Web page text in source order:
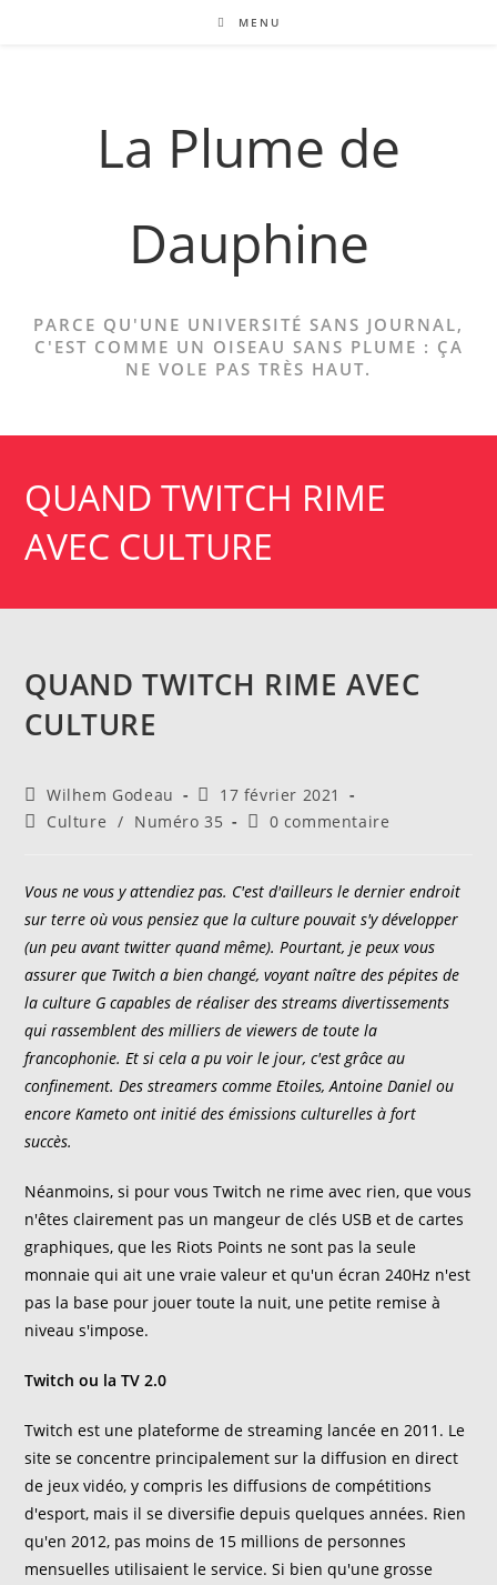
MENU
La Plume de
Dauphine
PARCE QU'UNE UNIVERSITÉ SANS JOURNAL,
C'EST COMME UN OISEAU SANS PLUME : ÇA
NE VOLE PAS TRÈS HAUT.
QUAND TWITCH RIME
AVEC CULTURE
QUAND TWITCH RIME AVEC
CULTURE
Auteur/autrice
de
Wilhem Godeau
Publication
publiée :
17 février 2021
PostCulture / Numéro 35
Commentaires
publication :
0 commentaire
Vous ne vous y attendiez pas. C'est d'ailleurs le dernier endroit
sur terre où vous pensiez que la culture pouvait s'y développer
(un peu avant twitter quand même). Pourtant, je peux vous
assurer que Twitch a bien changé, voyant naître des pépites de
la culture G capables de réaliser des streams divertissements
qui rassemblent des milliers de viewers de toute la
francophonie. Et si cela a pu voir le jour, c'est grâce au
confinement. Des streamers comme Etoiles, Antoine Daniel ou
encore Kameto ont initié des émissions culturelles à fort
succès.
Néanmoins, si pour vous Twitch ne rime avec rien, que vous
n'êtes clairement pas un mangeur de clés USB et de cartes
graphiques, que les Riots Points ne sont pas la seule
monnaie qui ait une vraie valeur et qu'un écran 240Hz n'est
pas la base pour jouer toute la nuit, une petite remise à
niveau s'impose.
Twitch ou la TV 2.0
Twitch est une plateforme de streaming lancée en 2011. Le
site se concentre principalement sur la diffusion en direct
de jeux vidéo, y compris les diffusions de compétitions
d'esport, mais il se diversifie depuis quelques années. Rien
qu'en 2012, pas moins de 15 millions de personnes
mensuelles utilisaient le service. Si bien qu'une grosse